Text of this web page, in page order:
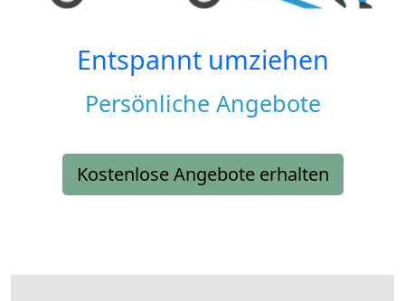
Entspannt umziehen
Persönliche Angebote
Kostenlose Angebote erhalten